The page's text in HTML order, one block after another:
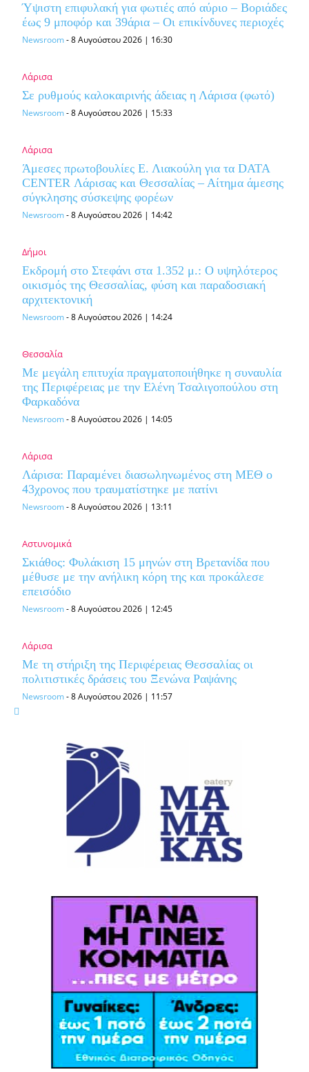
Ύψιστη επιφυλακή για φωτιές από αύριο – Βοριάδες
έως 9 μποφόρ και 39άρια – Οι επικίνδυνες περιοχές
Newsroom-8 Αυγούστου 2026 | 16:30
Λάρισα
Σε ρυθμούς καλοκαιρινής άδειας η Λάρισα (φωτό)
Newsroom-8 Αυγούστου 2026 | 15:33
Λάρισα
Άμεσες πρωτοβουλίες Ε. Λιακούλη για τα DATA
CENTER Λάρισας και Θεσσαλίας – Αίτημα άμεσης
σύγκλησης σύσκεψης φορέων
Newsroom-8 Αυγούστου 2026 | 14:42
Δήμοι
Εκδρομή στο Στεφάνι στα 1.352 μ.: Ο υψηλότερος
οικισμός της Θεσσαλίας, φύση και παραδοσιακή
αρχιτεκτονική
Newsroom-8 Αυγούστου 2026 | 14:24
Θεσσαλία
Με μεγάλη επιτυχία πραγματοποιήθηκε η συναυλία
της Περιφέρειας με την Ελένη Τσαλιγοπούλου στη
Φαρκαδόνα
Newsroom-8 Αυγούστου 2026 | 14:05
Λάρισα
Λάρισα: Παραμένει διασωληνωμένος στη ΜΕΘ o
43χρονος που τραυματίστηκε με πατίνι
Newsroom-8 Αυγούστου 2026 | 13:11
Αστυνομικά
Σκιάθος: Φυλάκιση 15 μηνών στη Βρετανίδα που
μέθυσε με την ανήλικη κόρη της και προκάλεσε
επεισόδιο
Newsroom-8 Αυγούστου 2026 | 12:45
Λάρισα
Με τη στήριξη της Περιφέρειας Θεσσαλίας οι
πολιτιστικές δράσεις του Ξενώνα Ραψάνης
Newsroom-8 Αυγούστου 2026 | 11:57